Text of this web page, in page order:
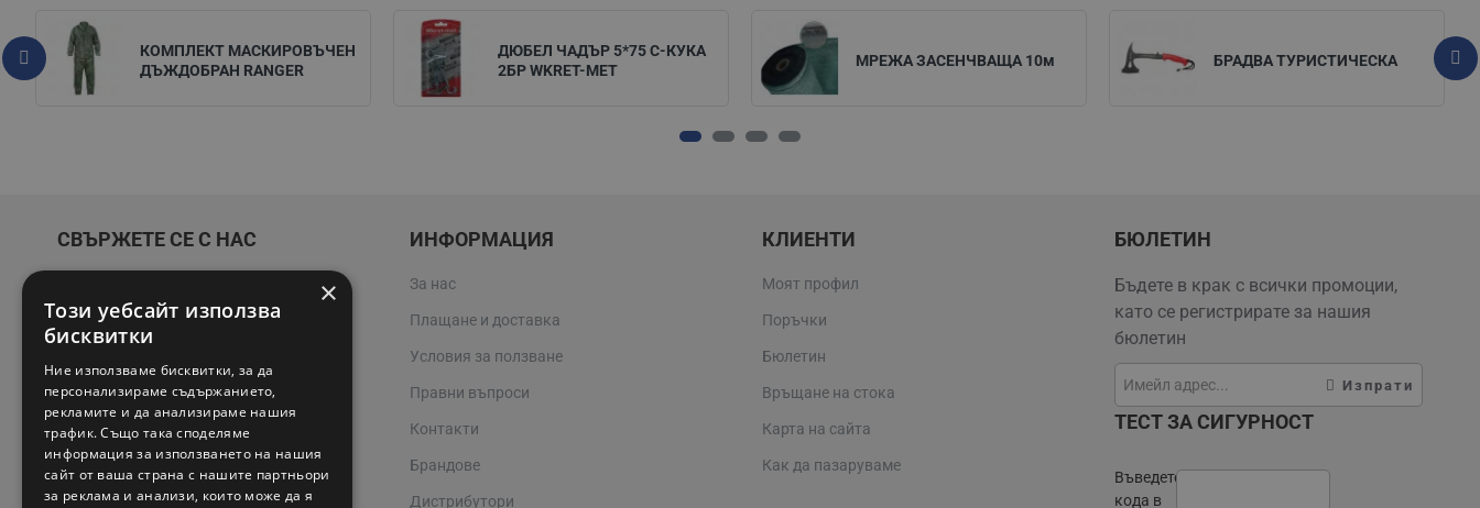
КОМПЛЕКТ МАСКИРОВЪЧЕН
ДЪЖДОБРАН RANGER
ДЮБЕЛ ЧАДЪР 5*75 C-КУКА
2БР WKRET-MET
МРЕЖА ЗАСЕНЧВАЩА 10м БРАДВА ТУРИСТИЧЕСКА
СВЪРЖЕТЕ СЕ С НАС
online@valerii.com
Магазин Профел Варна
Сервизи
Работно време 08:00 - 17:00
ИНФОРМАЦИЯ
За нас
Плащане и доставка
Условия за ползване
Правни въпроси
Контакти
Брандове
Дистрибутори
КЛИЕНТИ
Моят профил
Поръчки
Бюлетин
Връщане на стока
Карта на сайта
Как да пазаруваме
БЮЛЕТИН
Бъдете в крак с всички промоции,
като се регистрирате за нашия
бюлетин
Изпрати
ТЕСТ ЗА СИГУРНОСТ
Въведете
кода в
×
Този уебсайт използва
бисквитки
Ние използваме бисквитки, за да
персонализираме съдържанието,
рекламите и да анализираме нашия
трафик. Също така споделяме
информация за използването на нашия
сайт от ваша страна с нашите партньори
за реклама и анализи, които може да я